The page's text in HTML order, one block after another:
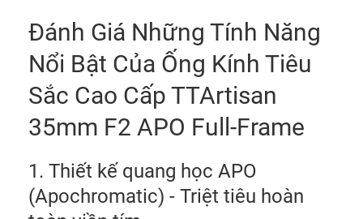
Đánh Giá Những Tính Năng
Nổi Bật Của Ống Kính Tiêu
Sắc Cao Cấp TTArtisan
35mm F2 APO Full-Frame
1. Thiết kế quang học APO
(Apochromatic) - Triệt tiêu hoàn